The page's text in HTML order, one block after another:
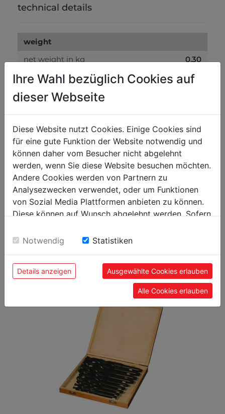
technical details
weight
net weight in kg
0.30
gross weight in kg
0.32
packaging height in mm
100
packaging width in mm
500
packaging length in mm
general data
EAN code
9120039909837
POPULAR PRODUCTS
Ihre Wahl bezüglich Cookies auf
dieser Webseite
Diese Website nutzt Cookies. Einige Cookies sind
für eine gute Funktion der Website notwendig und
können daher vom Besucher nicht abgelehnt
werden, wenn Sie diese Website besuchen möchten.
Andere Cookies werden von Partnern zu
Analysezwecken verwendet, oder um Funktionen
von Sozial Media Plattformen anbieten zu können.
Diese können auf Wunsch abgelehnt werden. Sofern
Einwilligung zu unseren Cookies.
Notwendig Statistiken
Details anzeigen Ausgewählte Cookies erlauben
Alle Cookies erlauben